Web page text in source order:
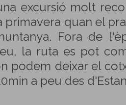
excursió molt
primavera quan el
Fora de
la ruta es pot
podem deixar el
a peu des